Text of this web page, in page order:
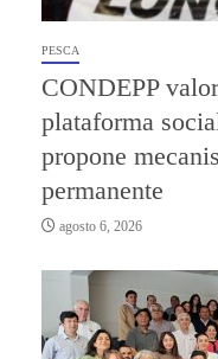
PESCA
CONDEPP
plataforma
propone
permanente
agosto 6, 2026